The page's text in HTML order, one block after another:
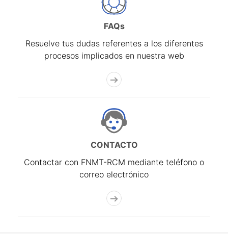
FAQs
Resuelve tus dudas referentes a los diferentes
procesos implicados en nuestra web
CONTACTO
Contactar con FNMT-RCM mediante teléfono o
correo electrónico